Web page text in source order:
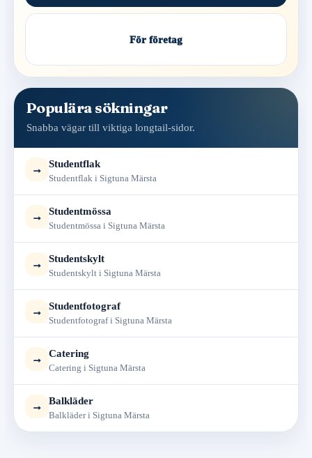
För företag
Populära sökningar
Snabba vägar till viktiga longtail-sidor.
→ Studentflak
Studentflak i Sigtuna Märsta
→ Studentmössa
Studentmössa i Sigtuna Märsta
→ Studentskylt
Studentskylt i Sigtuna Märsta
→ Studentfotograf
Studentfotograf i Sigtuna Märsta
→ Catering
Catering i Sigtuna Märsta
→ Balkläder
Balkläder i Sigtuna Märsta